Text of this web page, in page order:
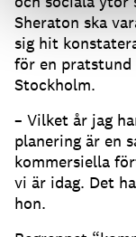
Sheraton ska
sig hit
för en
Stockholm.
– Vilket år jag
planering är en
kommersiella
vi är idag. Det
hon.